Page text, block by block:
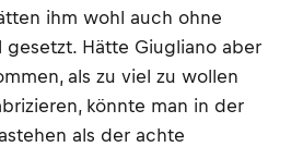
ihm wohl auch ohne
gesetzt. Hätte Giugliano aber
als zu viel zu wollen
könnte man in der
als der achte